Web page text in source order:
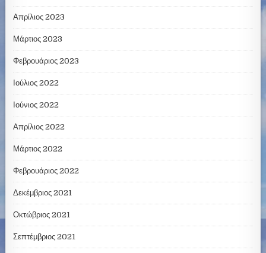
Απρίλιος 2023
Μάρτιος 2023
Φεβρουάριος 2023
Ιούλιος 2022
Ιούνιος 2022
Απρίλιος 2022
Μάρτιος 2022
Φεβρουάριος 2022
Δεκέμβριος 2021
Οκτώβριος 2021
Σεπτέμβριος 2021